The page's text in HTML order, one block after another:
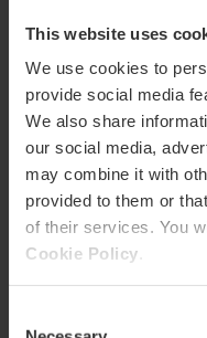
This website uses
We use cookies to
provide social media
We also share
our social media,
may combine it with
provided to them or
of their services. You
Cookie Policy
Billet
4.6
10% rabais